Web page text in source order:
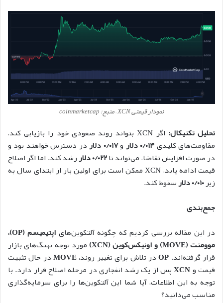
نمودار قیمتی XCN – منبع: coinmarketcap
تحلیل تکنیکال:
اگر XCN بتواند روند صعودی خود را بازیابی کند،
مقاومت‌های کلیدی۰/۰۱۴ دلار و۰/۰۱۷ دلار
در دسترس خواهند بود و
در صورت افزایش تقاضا، می‌تواند تا۰/۰۲۲ دلار
رشد کند. اما اگر اصلاح
قیمت ادامه یابد، XCN ممکن است برای اولین بار از ابتدای سال به
زیر۰/۰۱۰ دلار
سقوط کند.
جمع‌بندی
در این مقاله بررسی کردیم که چگونه آلتکوین‌های
اپتیمیسم (OP)،
موومنت (MOVE) و اونیکس‌کوین (XCN)
مورد توجه نهنگ‌های بازار
قرار گرفته‌اند. OPدر تلاش برای تغییر روند،MOVEدر حال تثبیت
قیمت وXCNپس از یک رشد انفجاری در مرحله اصلاح قرار دارد. با
توجه به این اطلاعات، آیا شما این آلتکوین‌ها را برای سرمایه‌گذاری
مناسب می‌دانید؟